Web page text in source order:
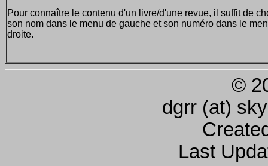
Pour connaître le contenu d'un livre/d'une revue, il suffit de
son nom dans le menu de gauche et son numéro dans le
droite.
©
dgrr (at)
Last